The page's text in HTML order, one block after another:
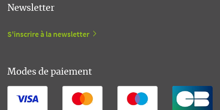
Newsletter
S'inscrire à la newsletter
Modes de paiement